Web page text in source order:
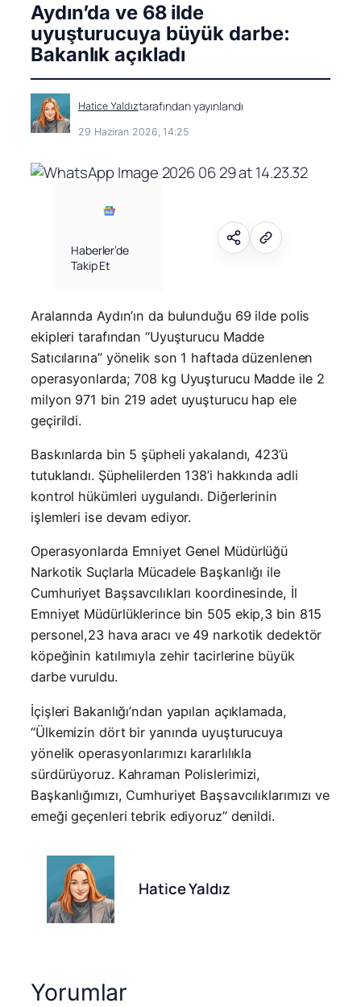
Aydın’da ve 68 ilde
uyuşturucuya büyük darbe:
Bakanlık açıkladı
Hatice Yaldıztarafından yayınlandı
29 Haziran 2026, 14:25
Haberler’de
Takip Et
Aralarında Aydın’ın da bulunduğu 69 ilde polis
ekipleri tarafından “Uyuşturucu Madde
Satıcılarına” yönelik son 1 haftada düzenlenen
operasyonlarda; 708 kg Uyuşturucu Madde ile 2
milyon 971 bin 219 adet uyuşturucu hap ele
geçirildi.
Baskınlarda bin 5 şüpheli yakalandı, 423’ü
tutuklandı. Şüphelilerden 138’i hakkında adli
kontrol hükümleri uygulandı. Diğerlerinin
işlemleri ise devam ediyor.
Operasyonlarda Emniyet Genel Müdürlüğü
Narkotik Suçlarla Mücadele Başkanlığı ile
Cumhuriyet Başsavcılıkları koordinesinde, İl
Emniyet Müdürlüklerince bin 505 ekip,3 bin 815
personel,23 hava aracı ve 49 narkotik dedektör
köpeğinin katılımıyla zehir tacirlerine büyük
darbe vuruldu.
İçişleri Bakanlığı’ndan yapılan açıklamada,
“Ülkemizin dört bir yanında uyuşturucuya
yönelik operasyonlarımızı kararlılıkla
sürdürüyoruz. Kahraman Polislerimizi,
Başkanlığımızı, Cumhuriyet Başsavcılıklarımızı ve
emeği geçenleri tebrik ediyoruz” denildi.
Hatice Yaldız
Yorumlar